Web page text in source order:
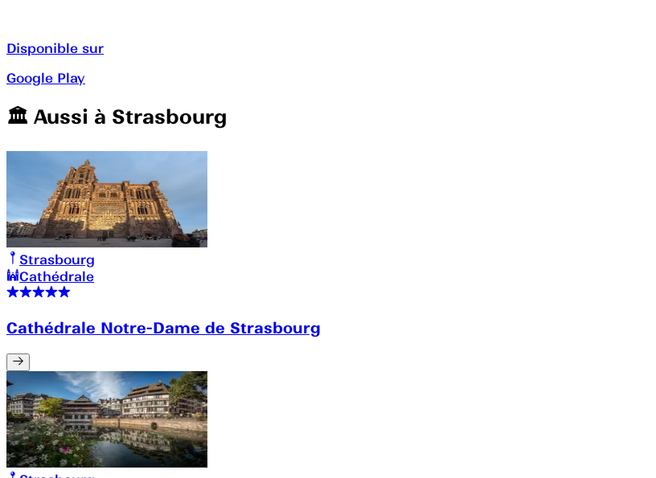
Disponible sur
Google Play
🏛️️ Aussi à Strasbourg
Strasbourg
Cathédrale
Cathédrale Notre-Dame de Strasbourg